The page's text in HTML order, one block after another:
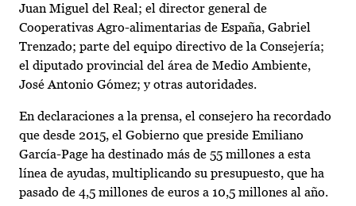
Juan Miguel del Real; el director general de
Cooperativas Agro-alimentarias de España, Gabriel
Trenzado; parte del equipo directivo de la Consejería;
el diputado provincial del área de Medio Ambiente,
José Antonio Gómez; y otras autoridades.
En declaraciones a la prensa, el consejero ha recordado
que desde 2015, el Gobierno que preside Emiliano
García-Page ha destinado más de 55 millones a esta
línea de ayudas, multiplicando su presupuesto, que ha
pasado de 4,5 millones de euros a 10,5 millones al año.